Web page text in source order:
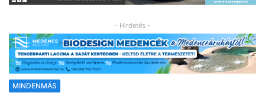
- Hirdetés -
MINDENMÁS